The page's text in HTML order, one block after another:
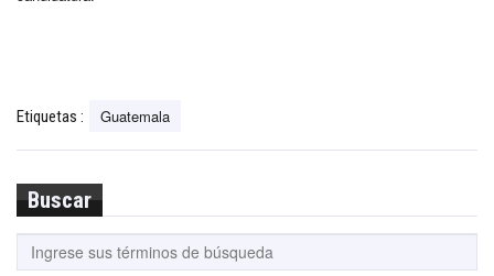
Etiquetas : Guatemala
Buscar